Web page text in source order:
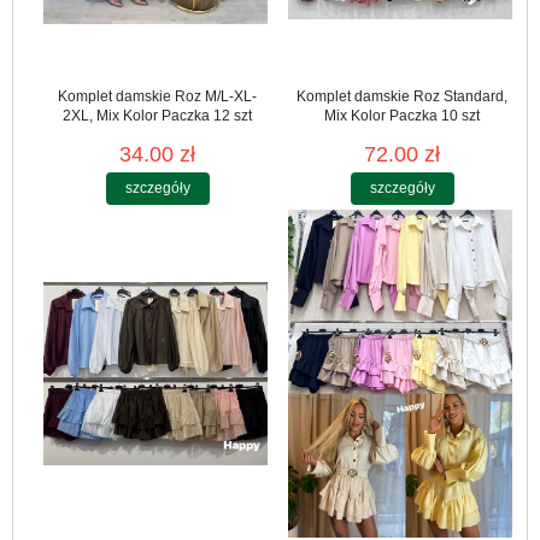
Komplet damskie Roz M/L-XL-
2XL, Mix Kolor Paczka 12 szt
34.00 zł
szczegóły
Komplet damskie Roz Standard,
Mix Kolor Paczka 10 szt
72.00 zł
szczegóły